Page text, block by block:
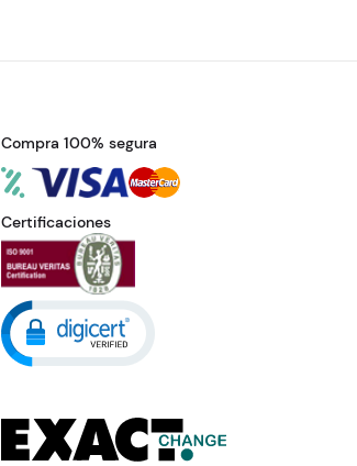
Compra 100% segura
Certificaciones